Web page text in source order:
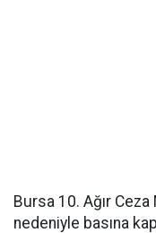
Bursa 10. Ağır
nedeniyle basına